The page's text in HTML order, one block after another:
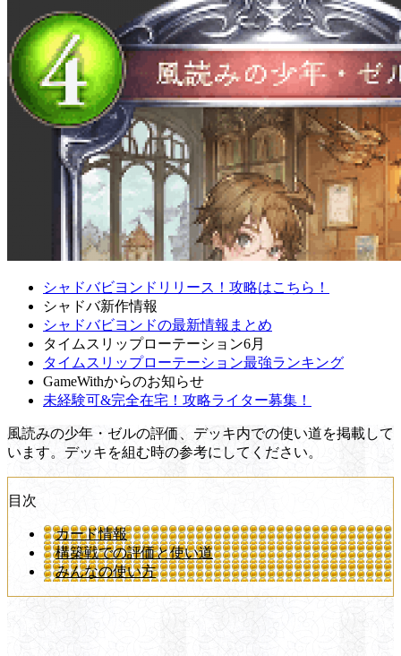
シャドバビヨンドリリース！攻略はこちら！
シャドバ新作情報
シャドバビヨンドの最新情報まとめ
タイムスリップローテーション6月
タイムスリップローテーション最強ランキング
GameWithからのお知らせ
未経験可&完全在宅！攻略ライター募集！
風読みの少年・ゼルの評価、デッキ内での使い道を掲載して
います。デッキを組む時の参考にしてください。
目次
カード情報
構築戦での評価と使い道
みんなの使い方